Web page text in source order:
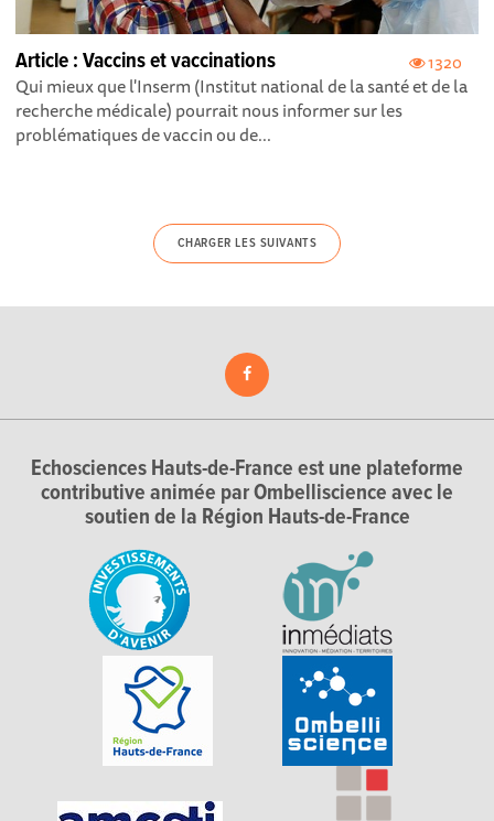
1320
Article : Vaccins et vaccinations
Qui mieux que l'Inserm (Institut national de la santé et de la
recherche médicale) pourrait nous informer sur les
problématiques de vaccin ou de...
CHARGER LES SUIVANTS
Echosciences Hauts-de-France est une plateforme
contributive animée par Ombelliscience avec le
soutien de la Région Hauts-de-France